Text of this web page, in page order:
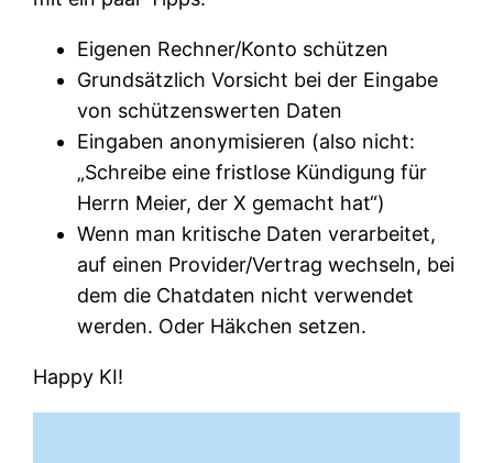
Eigenen Rechner/Konto schützen
Grundsätzlich Vorsicht bei der Eingabe
von schützenswerten Daten
Eingaben anonymisieren (also nicht:
„Schreibe eine fristlose Kündigung für
Herrn Meier, der X gemacht hat“)
Wenn man kritische Daten verarbeitet,
auf einen Provider/Vertrag wechseln, bei
dem die Chatdaten nicht verwendet
werden. Oder Häkchen setzen.
Happy KI!